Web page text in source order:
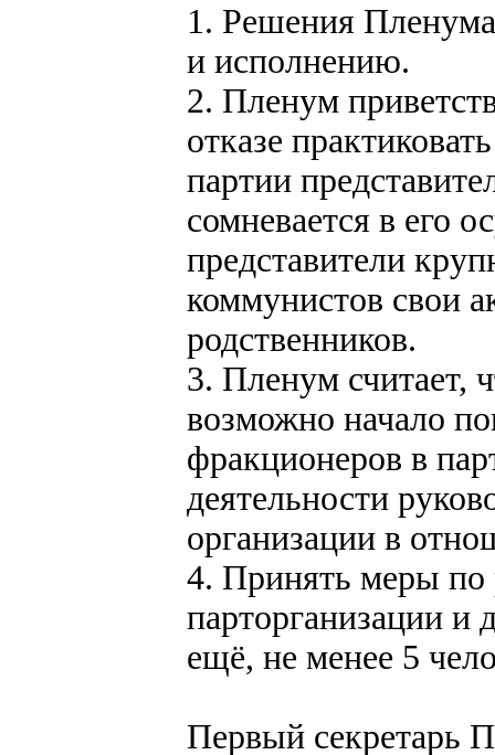
1. Решения
и исполнению.
2. Пленум
отказе
партии
сомневается в его
представители
коммунистов свои
родственников.
3. Пленум считает,
возможно начало
фракционеров в
деятельности
организации в
4. Принять меры по
парторганизации и
ещё, не менее 5
Первый секретарь